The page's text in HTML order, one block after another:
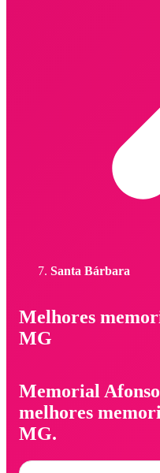
Santa Bárbara
Melhores
MG
Memorial
melhores
MG.